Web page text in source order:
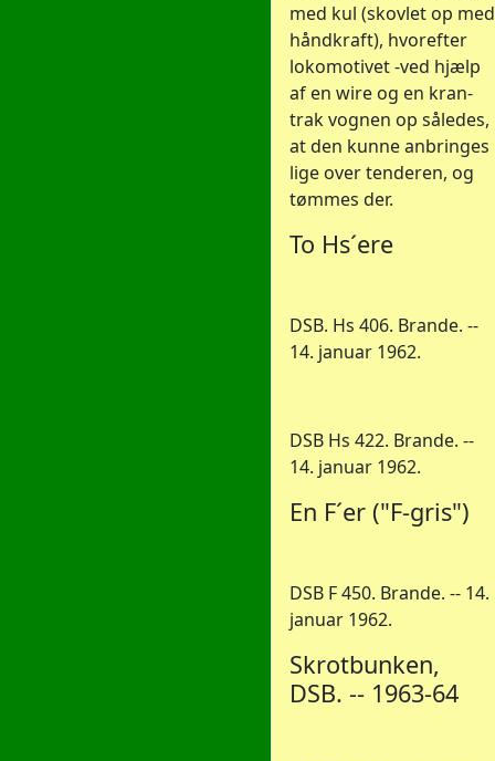
med kul (skovlet op med
håndkraft), hvorefter
lokomotivet -ved hjælp
af en wire og en kran-
trak vognen op således,
at den kunne anbringes
lige over tenderen, og
tømmes der.
To Hs´ere
DSB. Hs 406. Brande. --
14. januar 1962.
DSB Hs 422. Brande. --
14. januar 1962.
En F´er ("F-gris")
DSB F 450. Brande. -- 14.
januar 1962.
Skrotbunken,
DSB. -- 1963-64